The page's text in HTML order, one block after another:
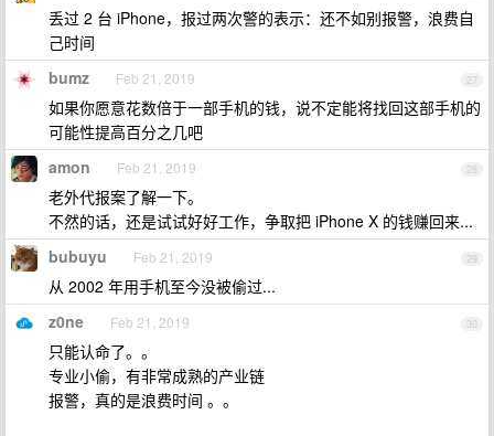
丢过 2 台 iPhone，报过两次警的表示：还不如别报警，浪费自
己时间
27
bumz Feb 21, 2019
如果你愿意花数倍于一部手机的钱，说不定能将找回这部手机的
可能性提高百分之几吧
28
amon Feb 21, 2019
老外代报案了解一下。
不然的话，还是试试好好工作，争取把 iPhone X 的钱赚回来...
29
bubuyu Feb 21, 2019
从 2002 年用手机至今没被偷过...
30
z0ne Feb 21, 2019
只能认命了。。
专业小偷，有非常成熟的产业链
报警，真的是浪费时间 。。